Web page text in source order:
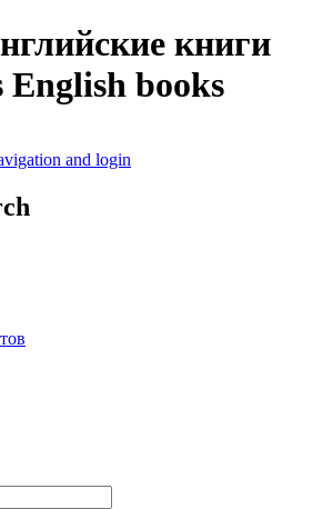
книги
books
and login